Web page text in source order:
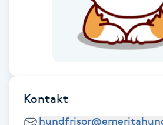
Frekvensterapi
Kontakt